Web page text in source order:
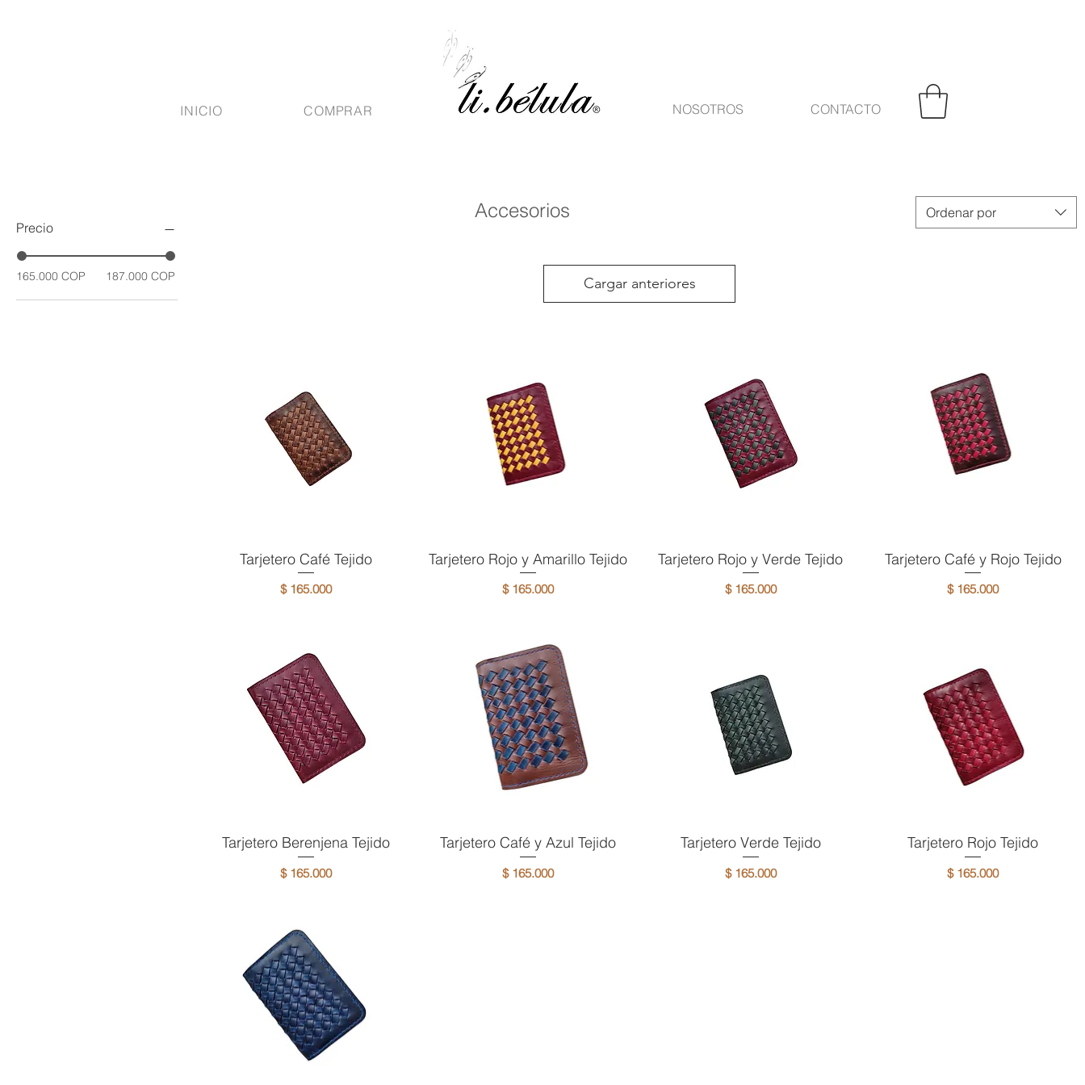
INICIO COMPRAR NOSOTROS CONTACTO
Precio
165.000 COP 187.000 COP
Ordenar por
Cargar anteriores
Vista rápida
Tarjetero Café Tejido
Precio
$ 165.000
Vista rápida
Tarjetero Rojo y Amarillo Tejido
Precio
$ 165.000
Vista rápida
Tarjetero Rojo y Verde Tejido
Precio
$ 165.000
Vista rápida
Tarjetero Café y Rojo Tejido
Precio
$ 165.000
Vista rápida
Tarjetero Berenjena Tejido
Precio
$ 165.000
Vista rápida
Tarjetero Café y Azul Tejido
Precio
$ 165.000
Vista rápida
Tarjetero Verde Tejido
Precio
$ 165.000
Vista rápida
Tarjetero Rojo Tejido
Precio
$ 165.000
Accesorios